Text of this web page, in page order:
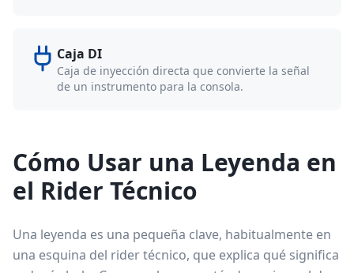
Caja DI
Caja de inyección directa que convierte la señal
de un instrumento para la consola.
Cómo Usar una Leyenda en
el Rider Técnico
Una leyenda es una pequeña clave, habitualmente en
una esquina del rider técnico, que explica qué significa